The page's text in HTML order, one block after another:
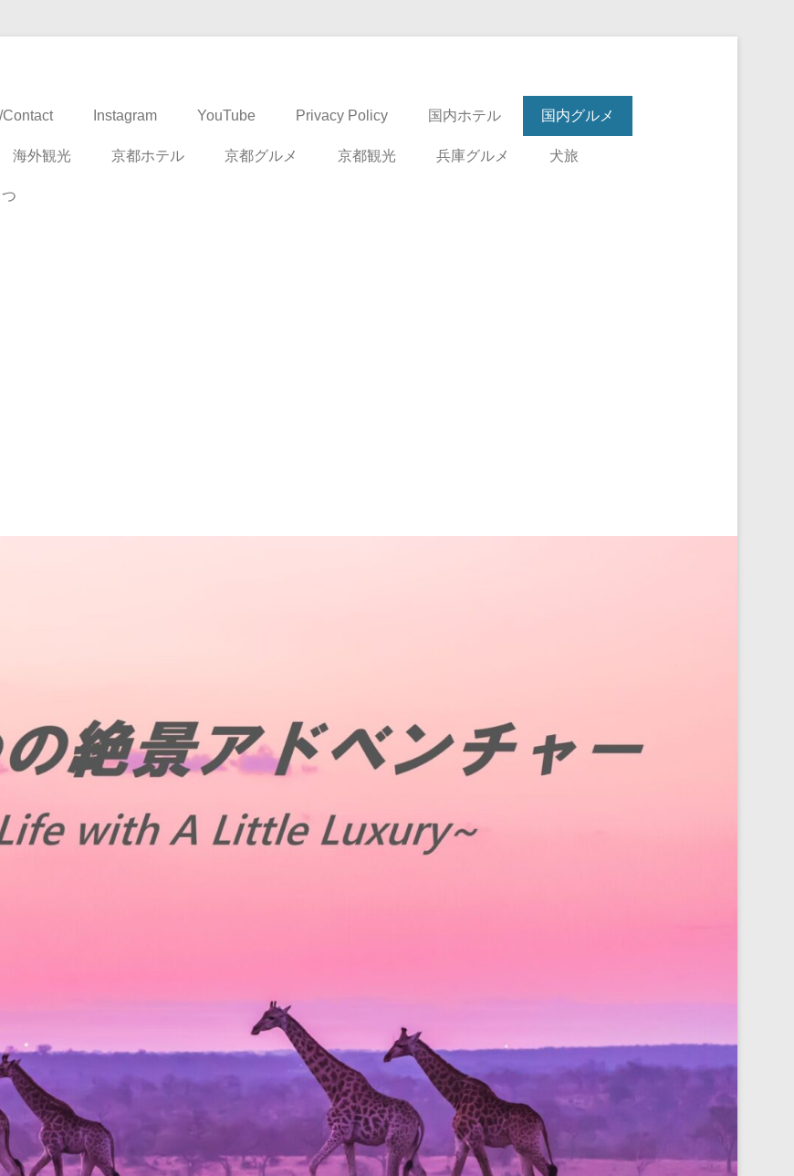
Instagram YouTube Privacy Policy 国内ホテル 国内グルメ
海外観光 京都ホテル 京都グルメ 京都観光 兵庫グルメ 犬旅